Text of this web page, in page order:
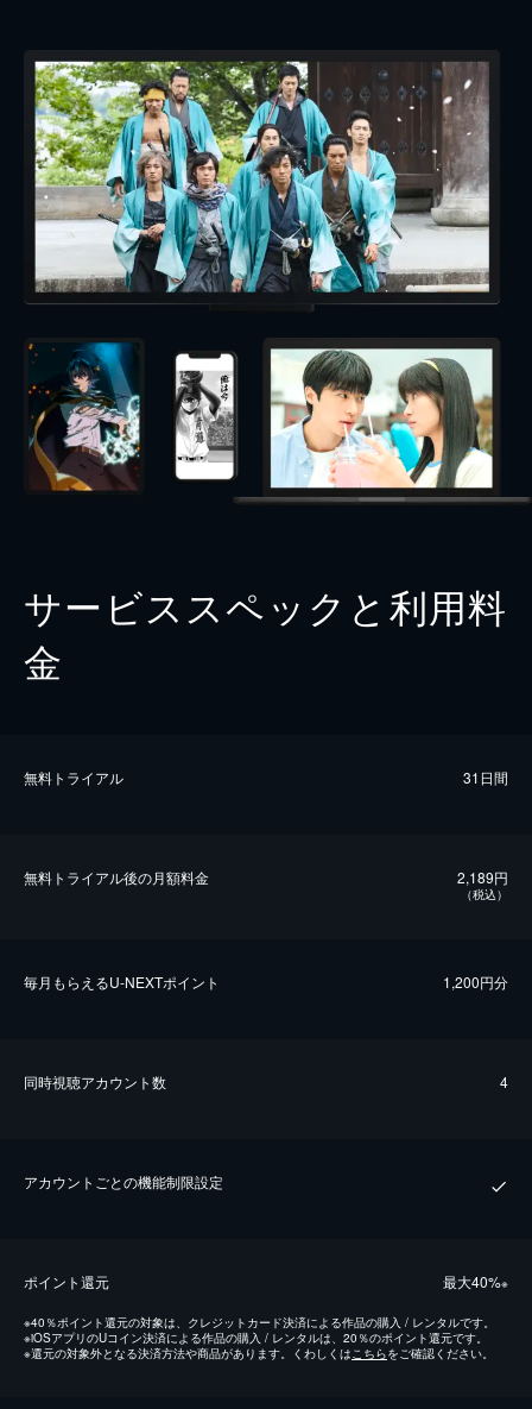
サービススペックと利用料
金
無料トライアル 31日間
無料トライアル後の⽉額料金 2,189円
（税込）
毎⽉もらえるU-NEXTポイント 1,200円分
同時視聴アカウント数 4
アカウントごとの機能制限設定
ポイント還元 最⼤40%※
※40％ポイント還元の対象は、クレジットカード決済による作品の購入 / レンタルです。
※iOSアプリのUコイン決済による作品の購入 / レンタルは、20％のポイント還元です。
※還元の対象外となる決済方法や商品があります。くわしくはこちらをご確認ください。